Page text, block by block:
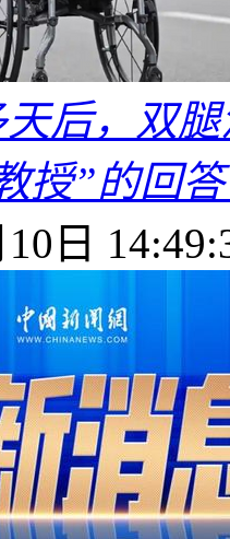
天后，双
授”的回
日